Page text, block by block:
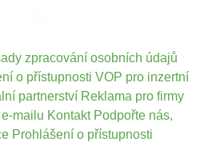
zpracování osobních údajů
o přístupnosti VOP pro inzertní
partnerství Reklama pro firmy
mailu Kontakt Podpořte nás,
Prohlášení o přístupnosti